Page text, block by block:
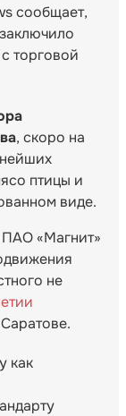
сообщает,
торговой
, скоро на
птицы и
виде.
ПАО «Магнит»
не
как